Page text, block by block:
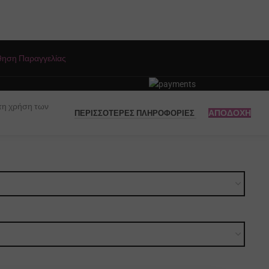
ΓΕΎΣΕΙΣ Ελληνικός Καφές
Παραγγελίας
χρήση των
ΠΕΡΙΣΣΌΤΕΡΕΣ ΠΛΗΡΟΦΟΡΊΕΣ ΑΠΟΔΟΧΉ